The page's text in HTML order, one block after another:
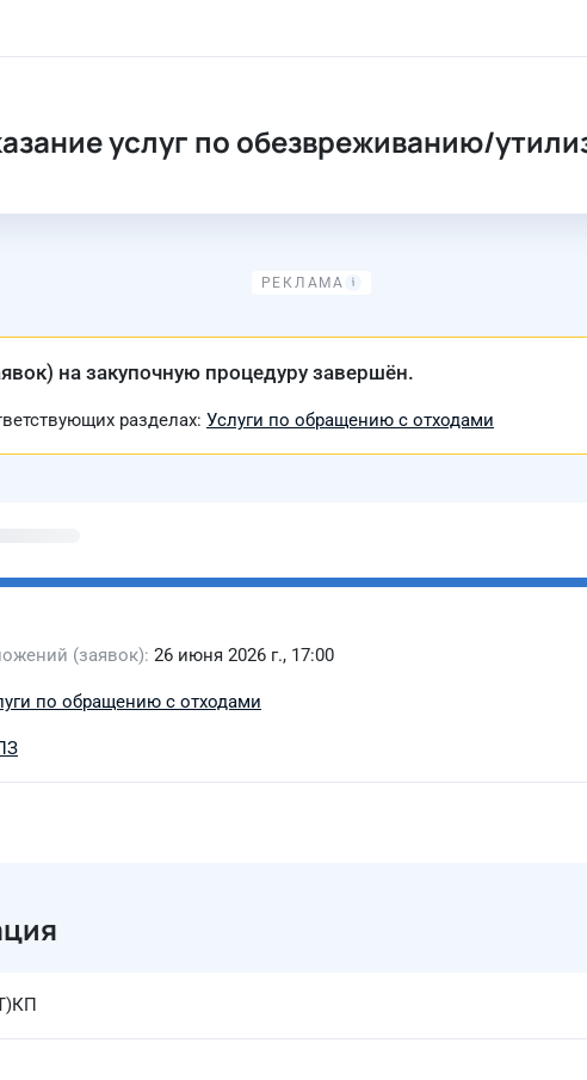
услуг по обезвреживанию/
на закупочную процедуру завершён.
разделах: Услуги по обращению с отходами
(заявок) 26 июня 2026 г., 17:00
по обращению с отходами